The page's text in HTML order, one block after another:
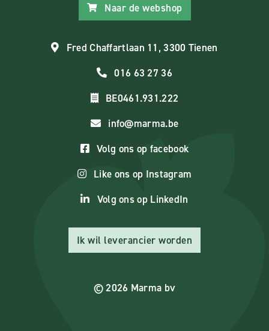
Naar de webshop
Fred Chaffartlaan 11, 3300 Tienen
016 63 27 36
BE0461.931.222
info@marma.be
Volg ons op facebook
Like ons op Instagram
Volg ons op LinkedIn
Ik wil leverancier worden
© 2026 Marma bv